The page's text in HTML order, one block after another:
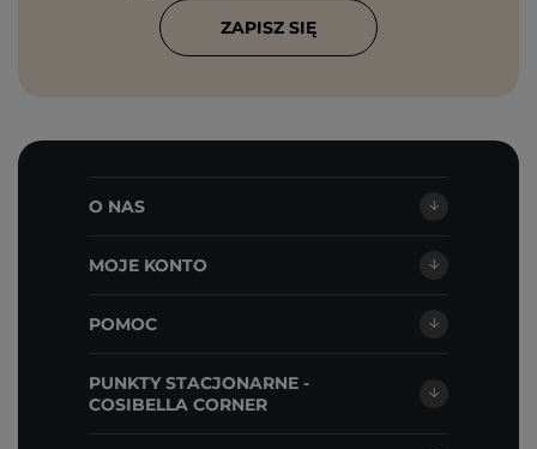
ZAPISZ SIĘ
O NAS
MOJE KONTO
POMOC
PUNKTY STACJONARNE -
COSIBELLA CORNER